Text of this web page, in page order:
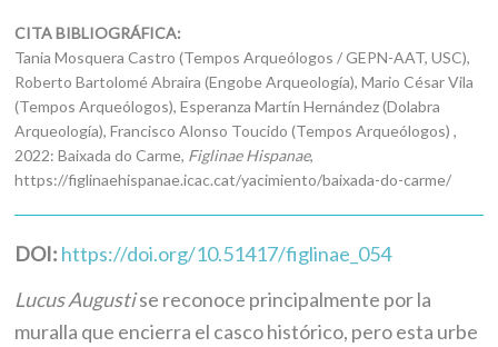
CITA BIBLIOGRÁFICA:
Tania Mosquera Castro (Tempos Arqueólogos / GEPN-AAT, USC),
Roberto Bartolomé Abraira (Engobe Arqueología), Mario César Vila
(Tempos Arqueólogos), Esperanza Martín Hernández (Dolabra
Arqueología), Francisco Alonso Toucido (Tempos Arqueólogos) ,
2022: Baixada do Carme, Figlinae Hispanae,
https://figlinaehispanae.icac.cat/yacimiento/baixada-do-carme/
DOI: https://doi.org/10.51417/figlinae_054
Lucus Augustise reconoce principalmente por la
muralla que encierra el casco histórico, pero esta urbe